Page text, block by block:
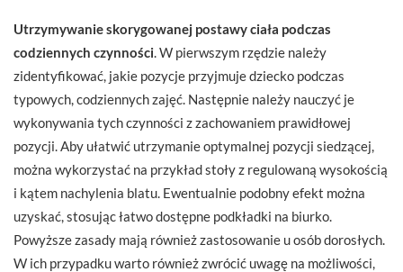
Utrzymywanie skorygowanej postawy ciała podczas
codziennych czynności . W pierwszym rzędzie należy
zidentyfikować, jakie pozycje przyjmuje dziecko podczas
typowych, codziennych zajęć. Następnie należy nauczyć je
wykonywania tych czynności z zachowaniem prawidłowej
pozycji. Aby ułatwić utrzymanie optymalnej pozycji siedzącej,
można wykorzystać na przykład stoły z regulowaną wysokością
i kątem nachylenia blatu. Ewentualnie podobny efekt można
uzyskać, stosując łatwo dostępne podkładki na biurko.
Powyższe zasady mają również zastosowanie u osób dorosłych.
W ich przypadku warto również zwrócić uwagę na możliwości,